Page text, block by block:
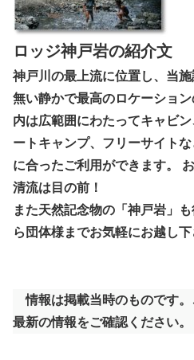
ロッジ神戸岩の紹介文
神戸川の最上流に位置し、当
無い静かで最高のロケーショ
内は広範囲にわたってキャビ
ートキャンプ、フリーサイト
に合ったご利用ができます。
清流は目の前！
また天然記念物の「神戸岩」
ら団体様までお気軽にお越し下
情報は掲載当時のものです
最新の情報をご確認ください。